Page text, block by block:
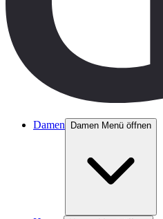
Damen Damen Menü öffnen